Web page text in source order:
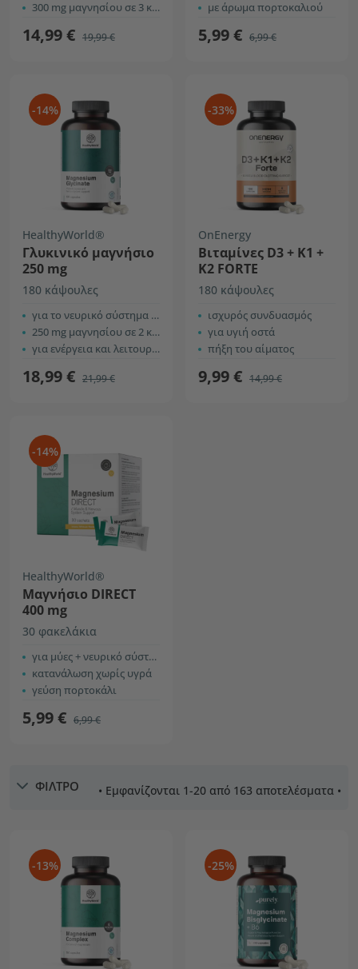
300 mg μαγνησίου σε 3 κάψουλες
14,99 € 19,99 €
με άρωμα πορτοκαλιού
5,99 € 6,99 €
-14%
HealthyWorld®
Γλυκινικό μαγνήσιο
250 mg
180 κάψουλες
για το νευρικό σύστημα και τους μύες
250 mg μαγνησίου σε 2 κάψουλες
για ενέργεια και λειτουργία των μυών
18,99 € 21,99 €
-33%
OnEnergy
Βιταμίνες D3 + K1 +
K2 FORTE
180 κάψουλες
ισχυρός συνδυασμός
για υγιή οστά
πήξη του αίματος
9,99 € 14,99 €
-14%
HealthyWorld®
Μαγνήσιο DIRECT
400 mg
30 φακελάκια
για μύες + νευρικό σύστημα
κατανάλωση χωρίς υγρά
γεύση πορτοκάλι
5,99 € 6,99 €
ΦΙΛΤΡΟ • Εμφανίζονται 1-20 από 163 αποτελέσματα •
-13% -25%